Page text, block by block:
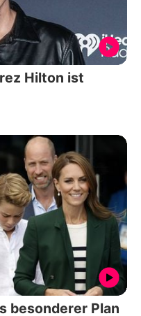
Hilton ist
besonderer Plan